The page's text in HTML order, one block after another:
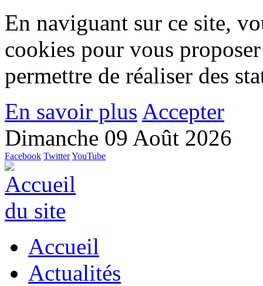
En naviguant sur ce site,
cookies pour vous
permettre de réaliser des
En savoir plus Accepter
Dimanche 09 Août 2026
Facebook TwitterYouTube
Accueil
Actualités